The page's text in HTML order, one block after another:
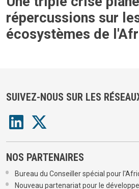
répercussions sur
écosystèmes de
SUIVEZ-NOUS SUR LES
NOS PARTENAIRES
Bureau du Conseiller spécial pour
Nouveau partenariat pour le